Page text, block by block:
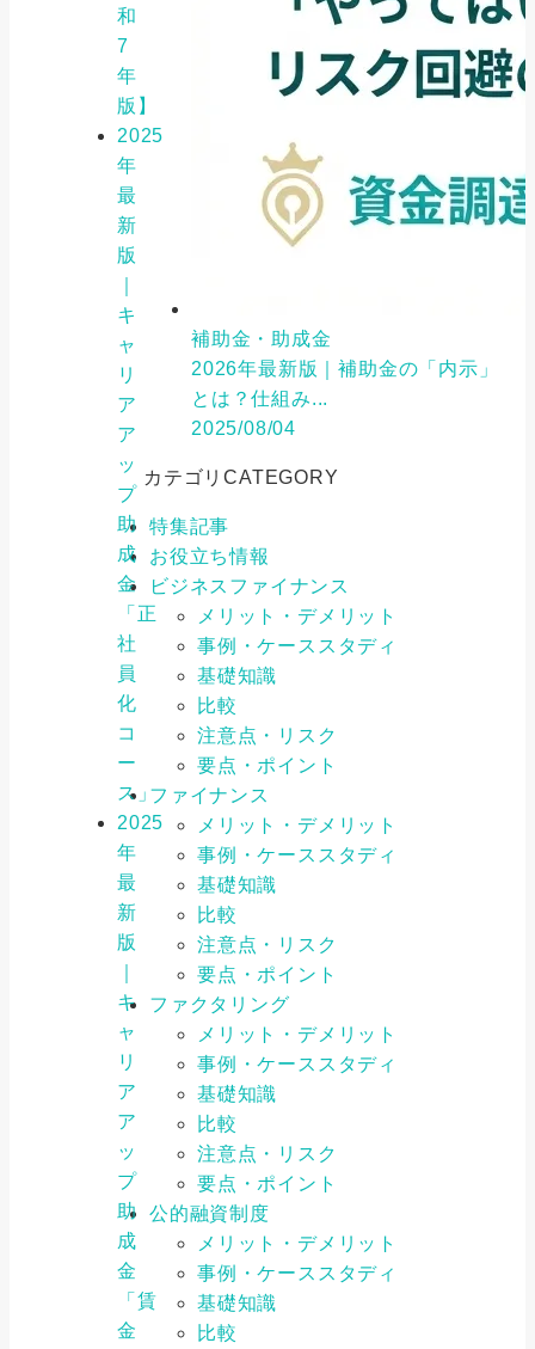
和
7
年
版】
2025
年
最
新
版
キ
ャ
リ
ア
ア
ッ
プ
助
成
金
「正
社
員
化
コ
ー
ス」
2025
年
最
新
版
キ
ャ
リ
ア
ア
ッ
プ
助
成
金
「賃
金
補助金・助成金
2026年最新版｜補助金の「内示」
とは？仕組み...
2025/08/04
カテゴリCATEGORY
特集記事
お役立ち情報
ビジネスファイナンス
メリット・デメリット
事例・ケーススタディ
基礎知識
比較
注意点・リスク
要点・ポイント
ファイナンス
メリット・デメリット
事例・ケーススタディ
基礎知識
比較
注意点・リスク
要点・ポイント
ファクタリング
メリット・デメリット
事例・ケーススタディ
基礎知識
比較
注意点・リスク
要点・ポイント
公的融資制度
メリット・デメリット
事例・ケーススタディ
基礎知識
比較